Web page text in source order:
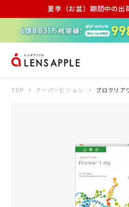
夏季（お盆）期間中の出
アキュビュー メ
TOP クーパービジョン プロクリア